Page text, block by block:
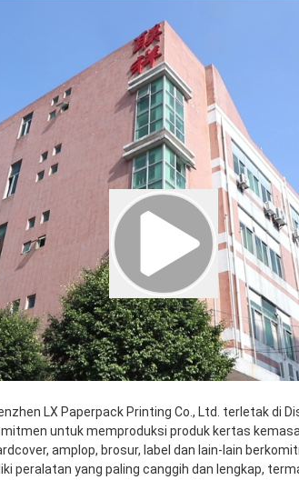
LX Paperpack Printing Co., Ltd. terletak di
untuk memproduksi produk kertas
amplop, brosur, label dan lain-lain
peralatan yang paling canggih dan lengkap,